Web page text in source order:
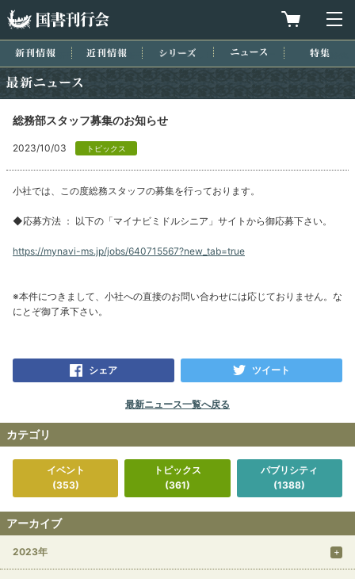
買物カゴを
新刊情報 近刊情報 シリーズ ニュース
総務部スタッフ募集のお知らせ
2023/10/03 トピックス
小社では、この度総務スタッフの募集を行っております。
◆応募方法 ： 以下の「マイナビミドルシニア」サイトから御応募下さい。
https://mynavi-ms.jp/jobs/640715567?new_tab=true
※本件につきまして、小社への直接のお問い合わせには応じておりません。な
にとぞ御了承下さい。
シェア ツイート
最新ニュース一覧へ戻る
カテゴリ
イベント
(353)
トピックス
(361)
パブリシティ
(1388)
アーカイブ
2023年